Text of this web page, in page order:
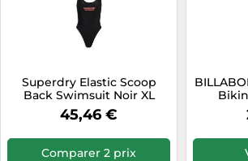
Superdry Elastic Scoop
Back Swimsuit Noir XL
Femme
45,46 €
Comparer 2 prix